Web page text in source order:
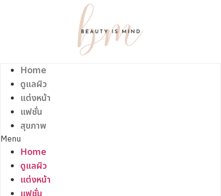
Home
ดูแลผิว
แต่งหน้า
แฟชั่น
สุขภาพ
Menu
Home
ดูแลผิว
แต่งหน้า